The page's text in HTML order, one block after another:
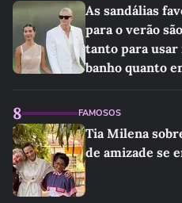
As sandálias
para o verão
tanto para usar
banho quanto
8 FAMOSOS
Tia Milena
de amizade se